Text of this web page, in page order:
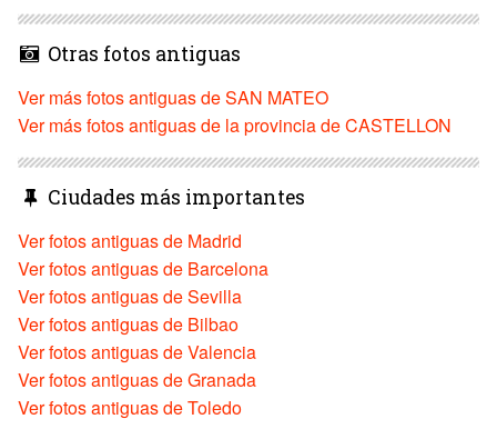
Otras fotos antiguas
Ver más fotos antiguas de SAN MATEO
Ver más fotos antiguas de la provincia de CASTELLON
Ciudades más importantes
Ver fotos antiguas de Madrid
Ver fotos antiguas de Barcelona
Ver fotos antiguas de Sevilla
Ver fotos antiguas de Bilbao
Ver fotos antiguas de Valencia
Ver fotos antiguas de Granada
Ver fotos antiguas de Toledo